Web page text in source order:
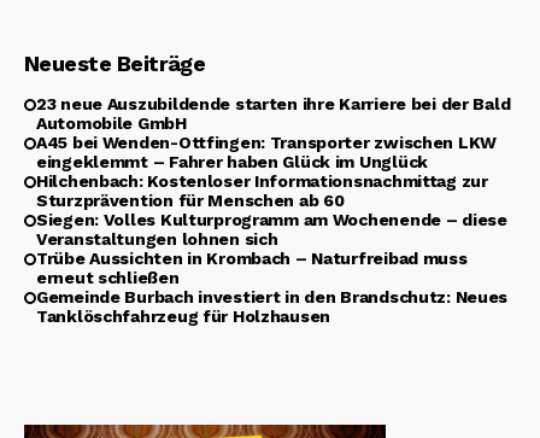
Neueste Beiträge
23 neue Auszubildende starten ihre Karriere bei der Bald
Automobile GmbH
A45 bei Wenden-Ottfingen: Transporter zwischen LKW
eingeklemmt – Fahrer haben Glück im Unglück
Hilchenbach: Kostenloser Informationsnachmittag zur
Sturzprävention für Menschen ab 60
Siegen: Volles Kulturprogramm am Wochenende – diese
Veranstaltungen lohnen sich
Trübe Aussichten in Krombach – Naturfreibad muss
erneut schließen
Gemeinde Burbach investiert in den Brandschutz: Neues
Tanklöschfahrzeug für Holzhausen